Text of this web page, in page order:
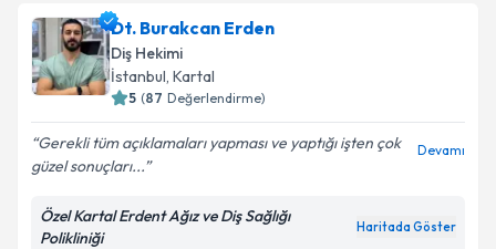
Dt. Burakcan Erden
Diş Hekimi
İstanbul, Kartal
5 (87 Değerlendirme)
Gerekli tüm açıklamaları yapması ve yaptığı işten çok
güzel sonuçları...
Devamı
Özel Kartal Erdent Ağız ve Diş Sağlığı
Polikliniği
Haritada Göster